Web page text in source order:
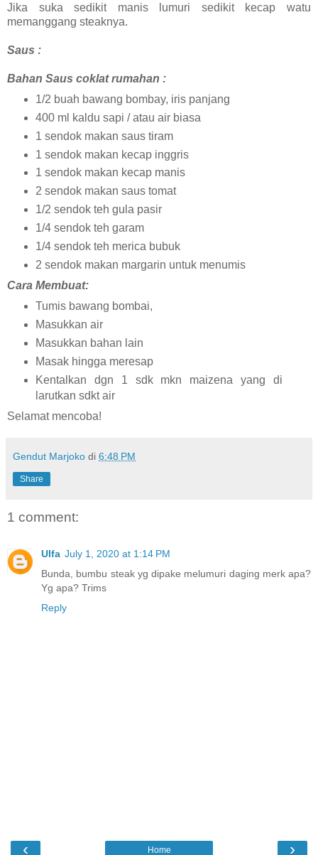
Jika suka sedikit manis lumuri sedikit kecap watu
memanggang steaknya.
Saus :
Bahan Saus coklat rumahan :
1/2 buah bawang bombay, iris panjang
400 ml kaldu sapi / atau air biasa
1 sendok makan saus tiram
1 sendok makan kecap inggris
1 sendok makan kecap manis
2 sendok makan saus tomat
1/2 sendok teh gula pasir
1/4 sendok teh garam
1/4 sendok teh merica bubuk
2 sendok makan margarin untuk menumis
Cara Membuat:
Tumis bawang bombai,
Masukkan air
Masukkan bahan lain
Masak hingga meresap
Kentalkan dgn 1 sdk mkn maizena yang di
larutkan sdkt air
Selamat mencoba!
Gendut Marjoko di 6:48 PM
Share
1 comment:
Ulfa July 1, 2020 at 1:14 PM
Bunda, bumbu steak yg dipake melumuri daging merk apa?
Yg apa? Trims
Reply
‹ ›
Home